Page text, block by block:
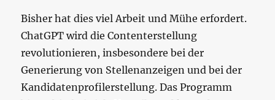
Bisher hat dies viel Arbeit und Mühe erfordert.
ChatGPT wird die Contenterstellung
revolutionieren, insbesondere bei der
Generierung von Stellenanzeigen und bei der
Kandidatenprofilerstellung. Das Programm